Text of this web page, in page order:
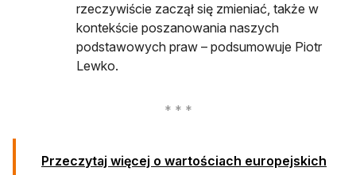
rzeczywiście zaczął się zmieniać, także w
kontekście poszanowania naszych
podstawowych praw – podsumowuje Piotr
Lewko.
Przeczytaj więcej o wartościach europejskich